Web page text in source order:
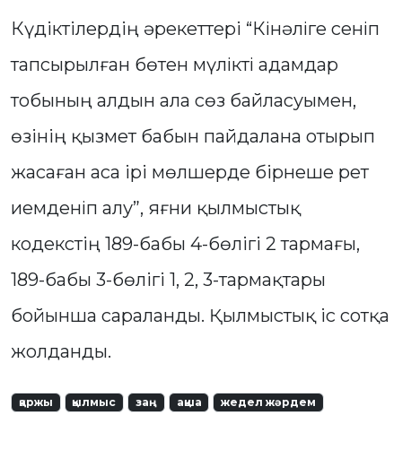
Күдіктілердің әрекеттері “Кiнәлiге сенiп
тапсырылған бөтен мүлiктi адамдар
тобының алдын ала сөз байласуымен,
өзінің қызмет бабын пайдалана отырып
жасаған аса ірі мөлшерде бірнеше рет
иемденiп алу”, яғни қылмыстық
кодекстің 189-бабы 4-бөлігі 2 тармағы,
189-бабы 3-бөлігі 1, 2, 3-тармақтары
бойынша сараланды. Қылмыстық іс сотқа
жолданды.
қаржы қылмыс заң ақша жедел жәрдем